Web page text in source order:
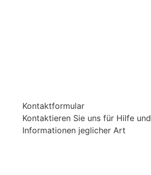
Kontaktformular
Kontaktieren Sie uns für Hilfe und
Informationen jeglicher Art